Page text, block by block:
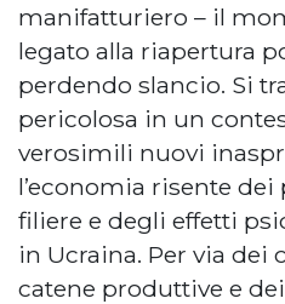
manifatturiero – il
legato alla riapertura
perdendo slancio. Si
pericolosa in un
verosimili nuovi
l’economia risente
filiere e degli effetti
in Ucraina. Per via
catene produttive e